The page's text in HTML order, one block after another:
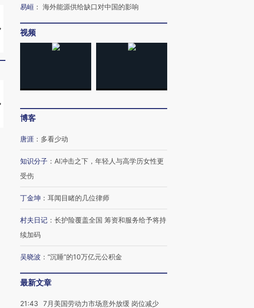
马航飞行员跨国走私7万
粒摇头丸 尿检体内含3种
【推广】走进第四届链博
会，让数智科技“链”接产
易峘 ： 海外能源供给缺口对中国的影响
视频
博客
唐涯 ： 多看少动
知识分子 ： AI冲击之下，年轻人与高学历女性更
受伤
丁金坤 ： 耳闻目睹的几位律师
村夫日记 ： 长护险覆盖全国 筹资和服务给予将持
续加码
吴晓波 ： “沉睡”的10万亿元公积金
最新文章
21:43
7月美国劳动力市场意外放缓 岗位减少